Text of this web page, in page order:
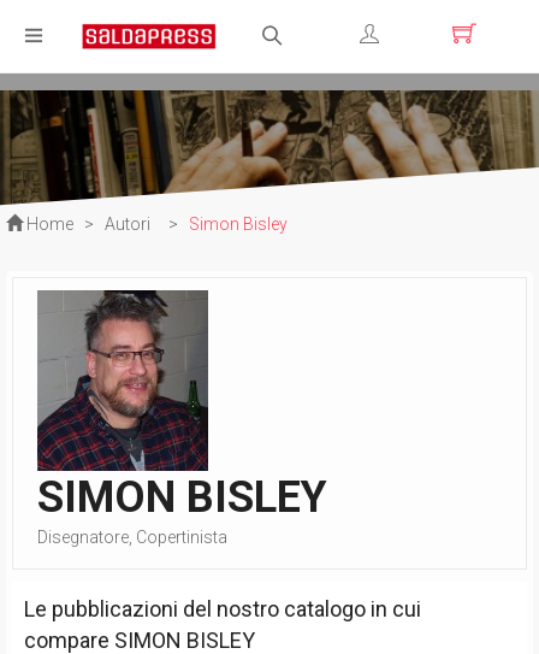
Registrati
Login
Home > Autori > Simon Bisley
SIMON BISLEY
Disegnatore, Copertinista
Le pubblicazioni del nostro catalogo in cui
compare SIMON BISLEY